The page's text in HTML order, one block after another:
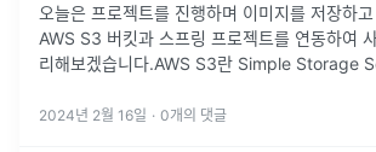
오늘은 프로젝트를 진행하며 이미지를 저장하
AWS S3 버킷과 스프링 프로젝트를 연동하여
리해보겠습니다.AWS S3란 Simple Storage
2024년 2월 16일 · 0개의 댓글